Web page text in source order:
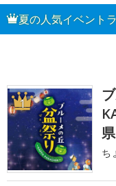
夏の人気イベント
1
県
ち